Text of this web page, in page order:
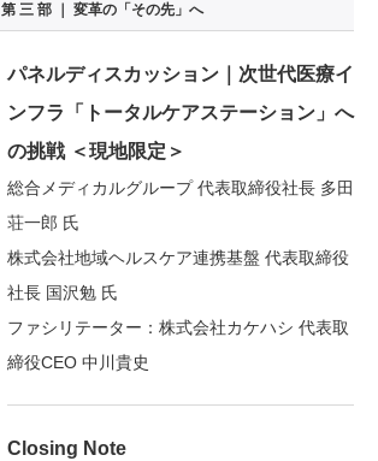
第 三 部 ｜ 変革の「その先」へ
パネルディスカッション｜次世代医療イ
ンフラ「トータルケアステーション」へ
の挑戦 ＜現地限定＞
総合メディカルグループ 代表取締役社長 多田
荘一郎 氏
株式会社地域ヘルスケア連携基盤 代表取締役
社長 国沢勉 氏
ファシリテーター：株式会社カケハシ 代表取
締役CEO 中川貴史
Closing Note